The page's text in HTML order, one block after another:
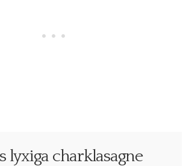
lyxiga charklasagne